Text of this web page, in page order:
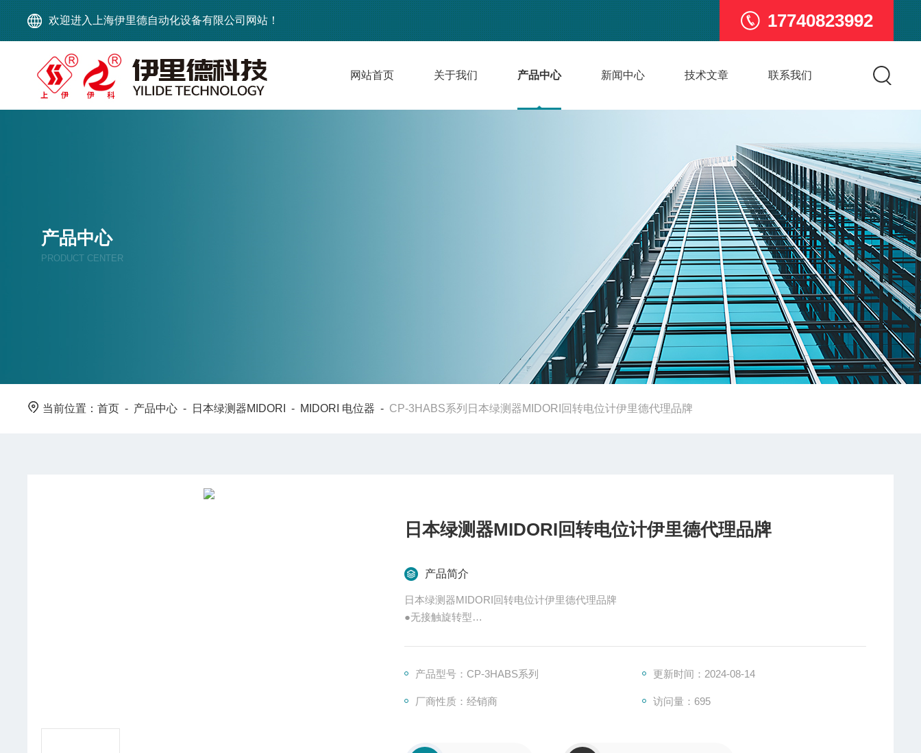
欢迎进入上海伊里德自动化设备有限公司网站！ 17740823992
网站首页 关于我们 产品中心 新闻中心 技术文章 联系我们
产品中心
PRODUCT CENTER
当前位置：首页 - 产品中心 - 日本绿测器MIDORI - MIDORI 电位器 - CP-3HABS系列日本绿测器MIDORI回转电位计伊里德代理品牌
日本绿测器MIDORI回转电位计伊里德代理品牌
产品简介
日本绿测器MIDORI回转电位计伊里德代理品牌
●无接触旋转型
●莱西欧输出
●2输出
产品型号：CP-3HABS系列 更新时间：2024-08-14
厂商性质：经销商 访问量：695